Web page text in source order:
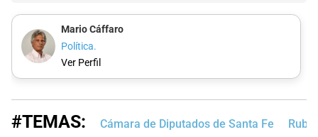
Mario Cáffaro
Política.
Ver Perfil
#TEMAS: Cámara de Diputados de Santa Fe